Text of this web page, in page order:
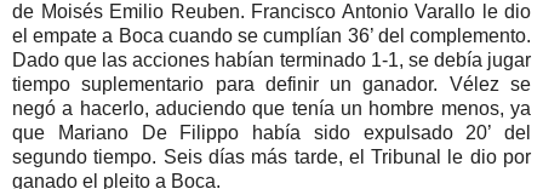
de Moisés Emilio Reuben. Francisco Antonio Varallo le dio
el empate a Boca cuando se cumplían 36’ del complemento.
Dado que las acciones habían terminado 1-1, se debía jugar
tiempo suplementario para definir un ganador. Vélez se
negó a hacerlo, aduciendo que tenía un hombre menos, ya
que Mariano De Filippo había sido expulsado 20’ del
segundo tiempo. Seis días más tarde, el Tribunal le dio por
ganado el pleito a Boca.